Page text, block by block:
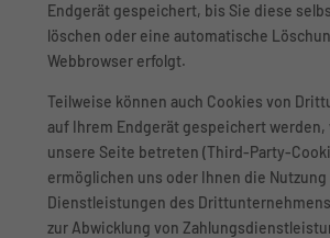
Endgerät gespeichert, bis Sie diese
löschen oder eine automatische
Webbrowser erfolgt.
Teilweise können auch Cookies von
auf Ihrem Endgerät gespeichert werden,
unsere Seite betreten (Third-Party-
ermöglichen uns oder Ihnen die
Dienstleistungen des Drittunternehmens
zur Abwicklung von